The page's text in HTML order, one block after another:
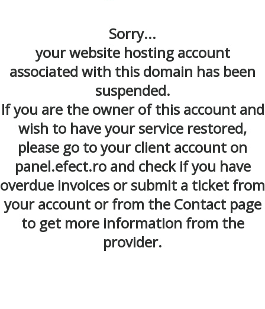
Sorry...
your website hosting account
associated with this domain has been
suspended.
If you are the owner of this account and
wish to have your service restored,
please go to your client account on
panel.efect.ro and check if you have
overdue invoices or submit a ticket from
your account or from the Contact page
to get more information from the
provider.